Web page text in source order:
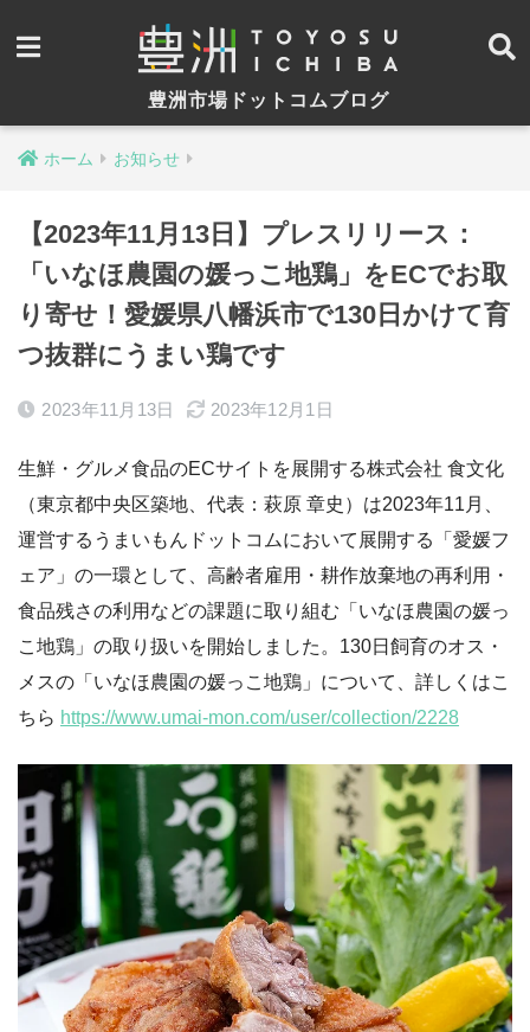
豊洲市場ドットコムブログ
ホーム お知らせ
【2023年11月13日】プレスリリース：
「いなほ農園の媛っこ地鶏」をECでお取
り寄せ！愛媛県八幡浜市で130日かけて育
つ抜群にうまい鶏です
2023年11月13日 2023年12月1日
生鮮・グルメ食品のECサイトを展開する株式会社 食文化
（東京都中央区築地、代表：萩原 章史）は2023年11月、
運営するうまいもんドットコムにおいて展開する「愛媛フ
ェア」の一環として、高齢者雇用・耕作放棄地の再利用・
食品残さの利用などの課題に取り組む「いなほ農園の媛っ
こ地鶏」の取り扱いを開始しました。130日飼育のオス・
メスの「いなほ農園の媛っこ地鶏」について、詳しくはこ
ちら https://www.umai-mon.com/user/collection/2228